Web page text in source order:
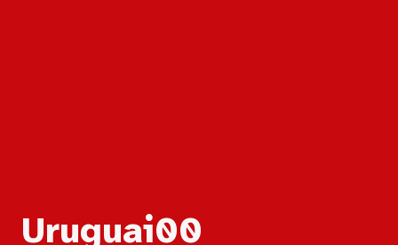
Tag:
Uruguai00